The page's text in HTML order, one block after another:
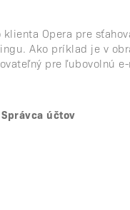
Opera pre
Ako príklad je v
pre ľubovolnú
Správca účtov